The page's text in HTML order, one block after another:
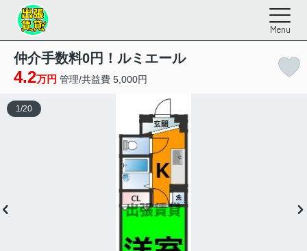
Menu
仲介手数料0円！ルミエール
4.2万円 管理/共益費 5,000円
1 /20